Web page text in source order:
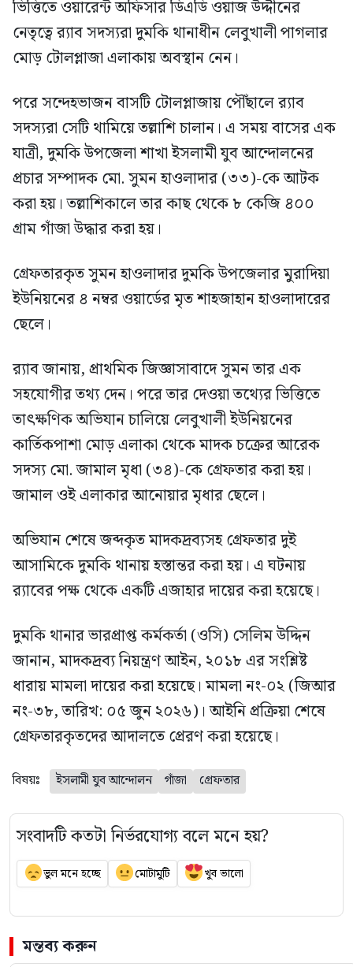
ভিত্তিতে ওয়ারেন্ট অফিসার ডিএডি ওয়াজ উদ্দীনের
নেতৃত্বে র‍্যাব সদস্যরা দুমকি থানাধীন লেবুখালী পাগলার
মোড় টোলপ্লাজা এলাকায় অবস্থান নেন।
পরে সন্দেহভাজন বাসটি টোলপ্লাজায় পৌঁছালে র‍্যাব
সদস্যরা সেটি থামিয়ে তল্লাশি চালান। এ সময় বাসের এক
যাত্রী, দুমকি উপজেলা শাখা ইসলামী যুব আন্দোলনের
প্রচার সম্পাদক মো. সুমন হাওলাদার (৩৩)-কে আটক
করা হয়। তল্লাশিকালে তার কাছ থেকে ৮ কেজি ৪০০
গ্রাম গাঁজা উদ্ধার করা হয়।
গ্রেফতারকৃত সুমন হাওলাদার দুমকি উপজেলার মুরাদিয়া
ইউনিয়নের ৪ নম্বর ওয়ার্ডের মৃত শাহজাহান হাওলাদারের
ছেলে।
র‍্যাব জানায়, প্রাথমিক জিজ্ঞাসাবাদে সুমন তার এক
সহযোগীর তথ্য দেন। পরে তার দেওয়া তথ্যের ভিত্তিতে
তাৎক্ষণিক অভিযান চালিয়ে লেবুখালী ইউনিয়নের
কার্তিকপাশা মোড় এলাকা থেকে মাদক চক্রের আরেক
সদস্য মো. জামাল মৃধা (৩৪)-কে গ্রেফতার করা হয়।
জামাল ওই এলাকার আনোয়ার মৃধার ছেলে।
অভিযান শেষে জব্দকৃত মাদকদ্রব্যসহ গ্রেফতার দুই
আসামিকে দুমকি থানায় হস্তান্তর করা হয়। এ ঘটনায়
র‍্যাবের পক্ষ থেকে একটি এজাহার দায়ের করা হয়েছে।
দুমকি থানার ভারপ্রাপ্ত কর্মকর্তা (ওসি) সেলিম উদ্দিন
জানান, মাদকদ্রব্য নিয়ন্ত্রণ আইন, ২০১৮ এর সংশ্লিষ্ট
ধারায় মামলা দায়ের করা হয়েছে। মামলা নং-০২ (জিআর
নং-৩৮, তারিখ: ০৫ জুন ২০২৬)। আইনি প্রক্রিয়া শেষে
গ্রেফতারকৃতদের আদালতে প্রেরণ করা হয়েছে।
বিষয়ঃ ইসলামী যুব আন্দোলন গাঁজা গ্রেফতার
সংবাদটি কতটা নির্ভরযোগ্য বলে মনে হয়?
ভুল মনে হচ্ছে মোটামুটি খুব ভালো
মন্তব্য করুন